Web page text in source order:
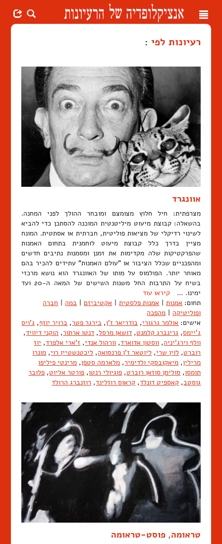
Toggle
רעיונות לפי :
אוונגרד
מצרפתית: חיל חלוץ מצומצם ומובחר ההולך לפני המחנה.
בהשאלה: קבוצת מיעוט מיליטנטית המוכנה להסתכן כדי להביא
לשינוי רדיקלי של מציאות פוליטית, חברתית או אסתטית. המונח
מציין בדרך כלל קבוצת מיעוט לוחמנית בתחום האמנות
שהפרקטיקות שלה מקדימות את זמנן ומסמנות נתיבים חדשים
ומהפכניים שכלל הציבור או "עולם האמנות" עתידים להכיר בהם
מאוחר יותר. הפולמוס על מותו של האוונגרד הוא נושא מרכזי
בשיח על התרבות החל משנות השישים של המאה ה-20 ועד
ימינו. … קיראו עוד
תחום: אמנות | אמנות פלסטית | אקטיביזם | במה | חברה
ופוליטיקה | מהפכה
אישים: אולמר גרגורי, בודריאר ז'ן, בירגר פטר, ברויר יוזף, ג'ויס
ג'יימס, גרינברג קלמנט, דושאן מרסל, דנטו ארתור, הוקני דיוויד,
וולף וירג'יניה, ווסטון אדוארד, וורהול אנדי, ז'ארי אלפרד, יוז
רוברט, לוין שרי, ליוטאר ז'ן פרנסואה, ליכטנשטיין רוי, מונרו
מרילין, מיאקובסקי ולדימיר, מלארמה סטפן, מרינטי פיליפו
תומסו, סולימן סוזאן רוברט, פוגיולי רנטו, פורטר אליוט, פלובר
גוסטב, קאספיט דונלד, קראוס רוזלינד, רוזנברג הרולד
טראומה, פוסט-טראומה